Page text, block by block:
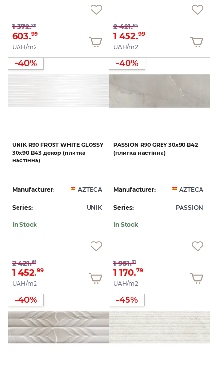
1 372.70
603.99
UAH/m2
2 421.65
1 452.99
UAH/m2
-40%
UNIK R90 FROST WHITE GLOSSY
30x90 B43 декор (плитка
настінна)
Manufacturer: AZTECA
Series: UNIK
In Stock
2 421.65
1 452.99
UAH/m2
-40%
PASSION R90 GREY 30x90 B42
(плитка настінна)
Manufacturer: AZTECA
Series: PASSION
In Stock
1 951.31
1 170.79
UAH/m2
-40% -45%